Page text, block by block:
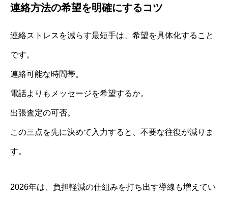
連絡方法の希望を明確にするコツ
連絡ストレスを減らす最短手は、希望を具体化すること
です。
連絡可能な時間帯。
電話よりもメッセージを希望するか。
出張査定の可否。
この三点を先に決めて入力すると、不要な往復が減りま
す。
2026年は、負担軽減の仕組みを打ち出す導線も増えてい